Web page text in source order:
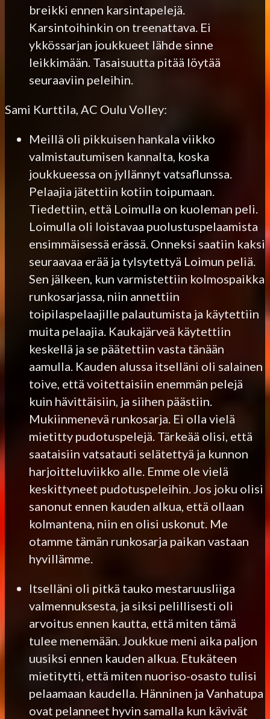
breikki ennen karsintapelejä.
Karsintoihinkin on treenattava. Ei
ykkössarjan joukkueet lähde sinne
leikkimään. Tasaisuutta pitää löytää
seuraaviin peleihin.
Sami Kurttila, AC Oulu Volley:
Meillä oli pikkuisen hankala viikko
valmistautumisen kannalta, koska
joukkueessa on jyllännyt vatsaflunssa.
Pelaajia jätettiin kotiin toipumaan.
Tiedettiin, että Loimulla on kuoleman peli.
Loimulla oli loistavaa puolustuspelaamista
ensimmäisessä erässä. Onneksi saatiin kaksi
seuraavaa erää ja tylsytettyä Loimun peliä.
Sen jälkeen, kun varmistettiin kolmospaikka
runkosarjassa, niin annettiin
toipilaspelaajille palautumista ja käytettiin
muita pelaajia. Kaukajärveä käytettiin
keskellä ja se päätettiin vasta tänään
aamulla. Kauden alussa itselläni oli salainen
toive, että voitettaisiin enemmän pelejä
kuin hävittäisiin, ja siihen päästiin.
Mukiinmenevä runkosarja. Ei olla vielä
mietitty pudotuspelejä. Tärkeää olisi, että
saataisiin vatsatauti selätettyä ja kunnon
harjoitteluviikko alle. Emme ole vielä
keskittyneet pudotuspeleihin. Jos joku olisi
sanonut ennen kauden alkua, että ollaan
kolmantena, niin en olisi uskonut. Me
otamme tämän runkosarja paikan vastaan
hyvillämme.
Itselläni oli pitkä tauko mestaruusliiga
valmennuksesta, ja siksi pelillisesti oli
arvoitus ennen kautta, että miten tämä
tulee menemään. Joukkue meni aika paljon
uusiksi ennen kauden alkua. Etukäteen
mietitytti, että miten nuoriso-osasto tulisi
pelaamaan kaudella. Hänninen ja Vanhatupa
ovat pelanneet hyvin samalla kun kävivät